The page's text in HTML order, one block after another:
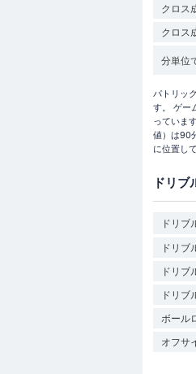
クロス
クロス
分単位
パトリッ
す。 ゲー
っていま
値）は90
に位置し
ドリブ
ドリブ
ドリブ
ドリブ
ドリブ
ボール
オフサ